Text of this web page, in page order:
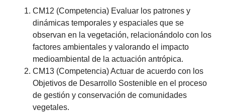
CM12 (Competencia) Evaluar los patrones y
dinámicas temporales y espaciales que se
observan en la vegetación, relacionándolo con los
factores ambientales y valorando el impacto
medioambiental de la actuación antrópica.
CM13 (Competencia) Actuar de acuerdo con los
Objetivos de Desarrollo Sostenible en el proceso
de gestión y conservación de comunidades
vegetales.